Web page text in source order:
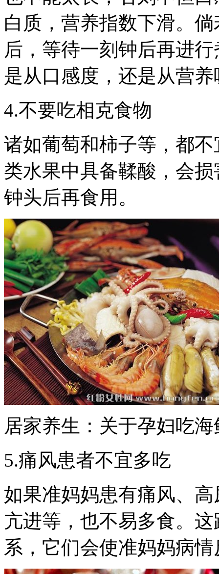
白质，营养指数下滑。
后，等待一刻钟后再进
是从口感度，还是从营
4.不要吃相克食物
诸如葡萄和柿子等，都
类水果中具备鞣酸，会
钟头后再食用。
居家养生：关于孕妇吃
5.痛风患者不宜多吃
如果准妈妈患有痛风、
亢进等，也不易多食。
系，它们会使准妈妈病